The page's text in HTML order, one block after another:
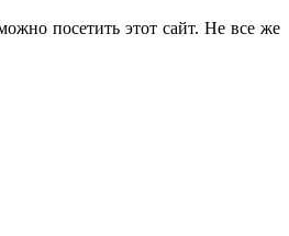
посетить этот сайт. Не все же